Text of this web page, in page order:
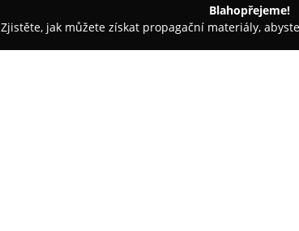
Blahopřejeme!
Zjistěte, jak můžete získat propagační materiály,